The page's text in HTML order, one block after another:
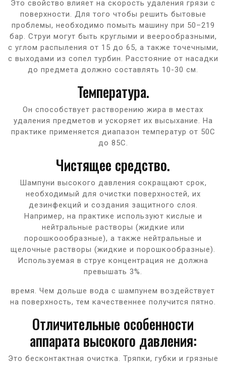
Это свойство влияет на скорость удаления грязи с
поверхности. Для того чтобы решить бытовые
проблемы, необходимо помыть машину при 50–219
бар. Струи могут быть круглыми и веерообразными,
с углом распыления от 15 до 65, а также точечными,
с выходами из сопел турбин. Расстояние от насадки
до предмета должно составлять 10-30 см.
Температура.
Он способствует растворению жира в местах
удаления предметов и ускоряет их высыхание. На
практике применяется диапазон температур от 50C
до 85С.
Чистящее средство.
Шампуни высокого давления сокращают срок,
необходимый для очистки поверхностей, их
дезинфекций и создания защитного слоя.
Например, на практике используют кислые и
нейтральные растворы (жидкие или
порошкоообразные), а также нейтральные и
щелочные растворы (жидкие и порошкообразные).
Используемая в струе концентрация не должна
превышать 3%.
время. Чем дольше вода с шампунем воздействует
на поверхность, тем качественнее получится пятно.
Отличительные особенности
аппарата высокого давления:
Это бесконтактная очистка. Тряпки, губки и грязные